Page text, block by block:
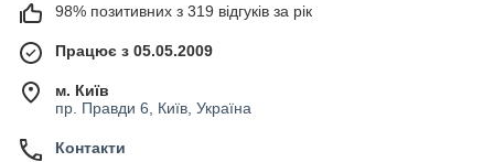
98% позитивних з 319 відгуків за рік
Працює з 05.05.2009
м. Київ
пр. Правди 6, Київ, Україна
Контакти